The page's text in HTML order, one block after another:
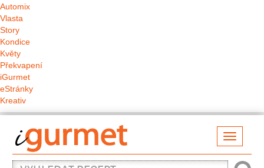
Automix
Vlasta
Story
Kondice
Květy
Překvapení
iGurmet
eStránky
Kreativ
Vyhledat